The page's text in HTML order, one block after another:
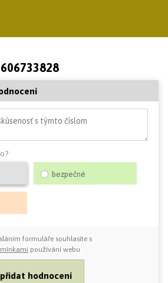
bezpečné
formuláře souhlasíte s
používání webu